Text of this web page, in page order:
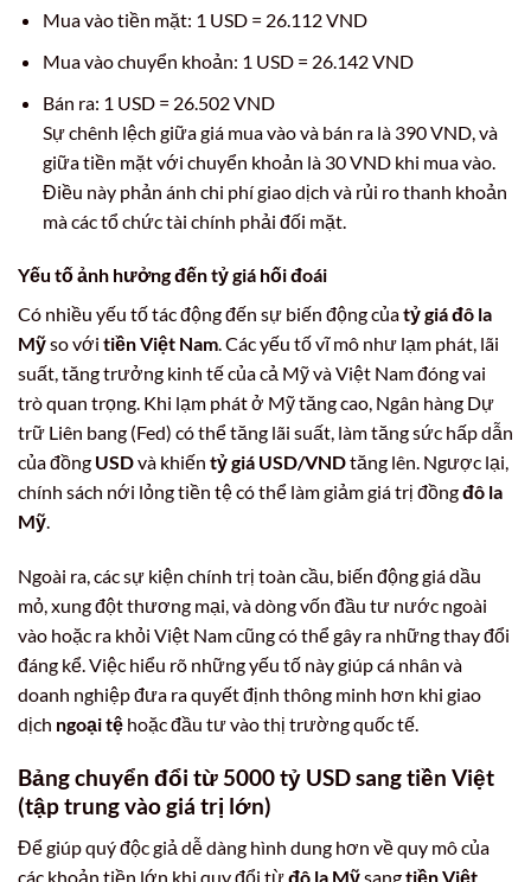
Mua vào tiền mặt: 1 USD = 26.112 VND
Mua vào chuyển khoản: 1 USD = 26.142 VND
Bán ra: 1 USD = 26.502 VND
Sự chênh lệch giữa giá mua vào và bán ra là 390 VND, và
giữa tiền mặt với chuyển khoản là 30 VND khi mua vào.
Điều này phản ánh chi phí giao dịch và rủi ro thanh khoản
mà các tổ chức tài chính phải đối mặt.
Yếu tố ảnh hưởng đếntỷ giá hối đoái
Có nhiều yếu tố tác động đến sự biến động củatỷ giá đô la
Mỹso với tiền Việt Nam. Các yếu tố vĩ mô như lạm phát, lãi
suất, tăng trưởng kinh tế của cả Mỹ và Việt Nam đóng vai
trò quan trọng. Khi lạm phát ở Mỹ tăng cao, Ngân hàng Dự
trữ Liên bang (Fed) có thể tăng lãi suất, làm tăng sức hấp dẫn
của đồng USDvà khiến tỷ giá USD/VNDtăng lên. Ngược lại,
chính sách nới lỏng tiền tệ có thể làm giảm giá trị đồngđô la
Mỹ.
Ngoài ra, các sự kiện chính trị toàn cầu, biến động giá dầu
mỏ, xung đột thương mại, và dòng vốn đầu tư nước ngoài
vào hoặc ra khỏi Việt Nam cũng có thể gây ra những thay đổi
đáng kể. Việc hiểu rõ những yếu tố này giúp cá nhân và
doanh nghiệp đưa ra quyết định thông minh hơn khi giao
dịch ngoại tệ hoặc đầu tư vào thị trường quốc tế.
Bảng chuyển đổi từ 5000 tỷ USD sang tiền Việt
(tập trung vào giá trị lớn)
Để giúp quý độc giả dễ dàng hình dung hơn về quy mô của
các khoản tiền lớn khi quy đổi từđô la Mỹsangtiền Việt